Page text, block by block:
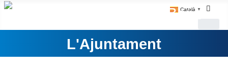
Català ▼
L'Ajuntament